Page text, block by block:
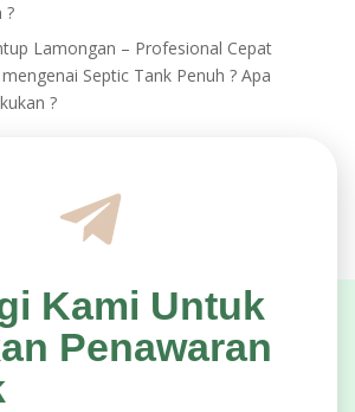
?
Lamongan – Profesional Cepat
mengenai Septic Tank Penuh ? Apa
?
Kami Untuk
Penawaran